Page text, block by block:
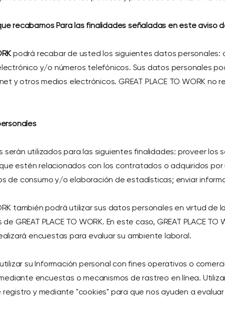
recabamos Para las finalidades señaladas en este aviso
podrá recabar de usted los siguientes datos personales:
y/o números telefónicos. Sus datos personales
y otros medios electrónicos. GREAT PLACE TO WORK
serán utilizados para las siguientes finalidades: proveer
estén relacionados con los contratados o adquiridos
de consumo y/o elaboración de estadísticas; enviar
también podrá utilizar sus datos personales en virtud
GREAT PLACE TO WORK. En este caso, GREAT PLACE
encuestas para evaluar su ambiente laboral.
su Información personal con fines operativos o
encuestas o mecanismos de rastreo en línea.
y mediante "cookies" para que nos ayuden a